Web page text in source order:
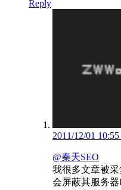
Reply
2011/12/01 10:55
@秦天SEO
我很多文章被
会屏蔽其服务器